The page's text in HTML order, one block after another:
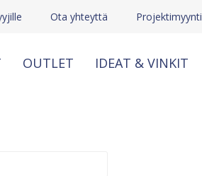
Ota yhteyttä Projektimyynti
OUTLET IDEAT & VINKIT